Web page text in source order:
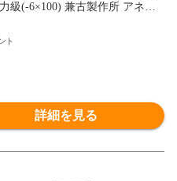
級(-6×100) 兼古製作所 アネッ
170-6-100 【返品種別B】
詳細を見る